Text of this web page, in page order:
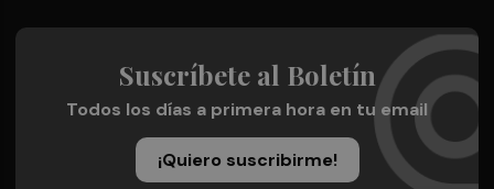
Suscríbete al Boletín
Todos los días a primera hora en tu email
¡Quiero suscribirme!